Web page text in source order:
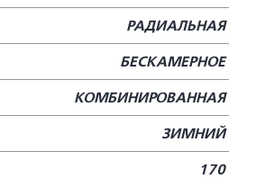
РАДИАЛЬНАЯ
БЕСКАМЕРНОЕ
КОМБИНИРОВАННАЯ
ЗИМНИЙ
170